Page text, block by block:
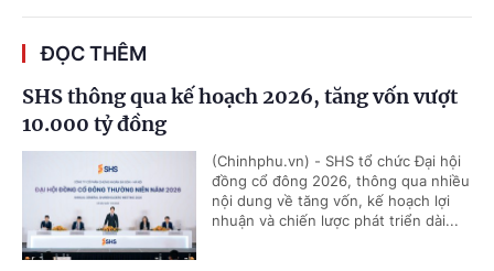
ĐỌC THÊM
SHS thông qua kế hoạch 2026, tăng vốn vượt
10.000 tỷ đồng
(Chinhphu.vn) - SHS tổ chức Đại hội
đồng cổ đông 2026, thông qua nhiều
nội dung về tăng vốn, kế hoạch lợi
nhuận và chiến lược phát triển dài...